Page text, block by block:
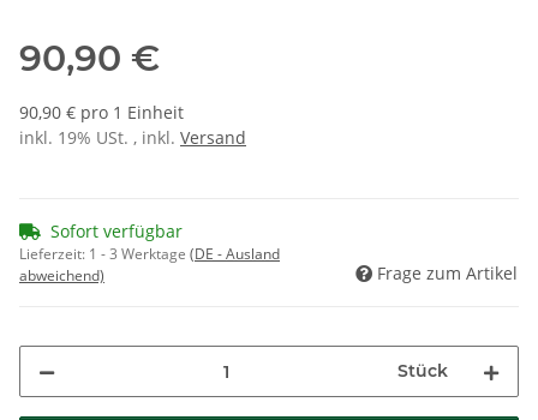
90,90 €
90,90 € pro 1 Einheit
inkl. 19% USt. , inkl. Versand
Sofort verfügbar
Lieferzeit: 1 - 3 Werktage (DE - Ausland
abweichend)
Frage zum Artikel
Stück